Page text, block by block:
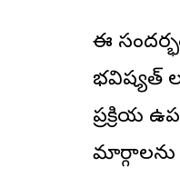
ఈ
భవిష్యత్
ప్రక్రియ